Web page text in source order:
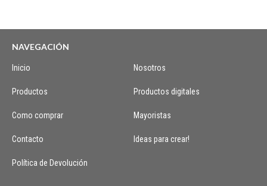
NAVEGACIÓN
Inicio Nosotros
Productos Productos digitales
Como comprar Mayoristas
Contacto Ideas para crear!
Política de Devolución